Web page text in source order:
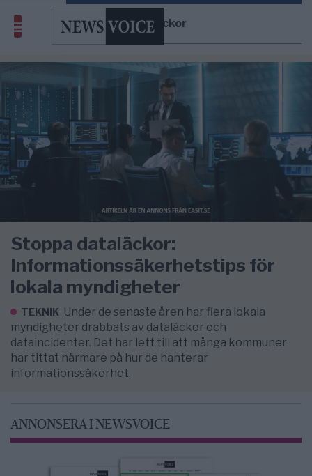
dataläckor
Stoppa dataläckor:
Informationssäkerhetstips för
lokala myndigheter
TEKNIK Under de senaste åren har flera lokala
myndigheter drabbats av dataläckor och
dataincidenter. Det har lett till att många kommuner
har tittat närmare på hur de hanterar
informationssäkerhet.
ANNONSERA I NEWSVOICE